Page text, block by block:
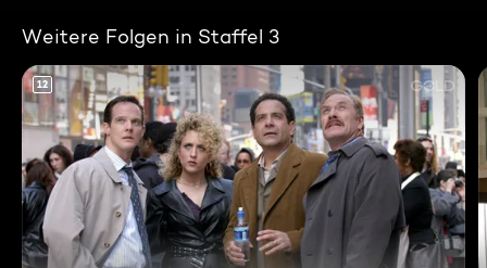
Weitere Folgen in Staffel 3
12